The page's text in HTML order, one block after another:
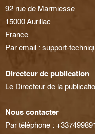
92 rue de Marmiesse
15000 Aurillac
France
Par email : support-
Directeur de publication
Le Directeur de la
Nous contacter
Par téléphone :